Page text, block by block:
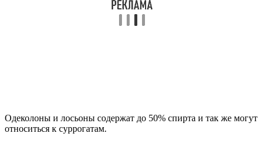
Одеколоны и лосьоны содержат до 50% спирта и так же могут
относиться к суррогатам.